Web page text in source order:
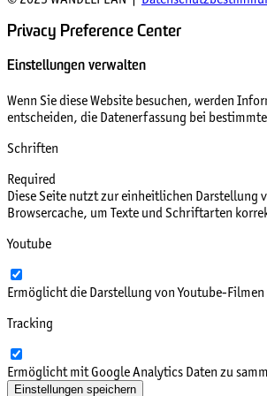
Privacy Preference Center
Einstellungen verwalten
Wenn Sie diese Website besuchen, werden
entscheiden, die Datenerfassung bei
Schriften
Required
Diese Seite nutzt zur einheitlichen Darstellung
Browsercache, um Texte und Schriftarten
Youtube
Ermöglicht die Darstellung von Youtube-
Tracking
Ermöglicht mit Google Analytics Daten zu